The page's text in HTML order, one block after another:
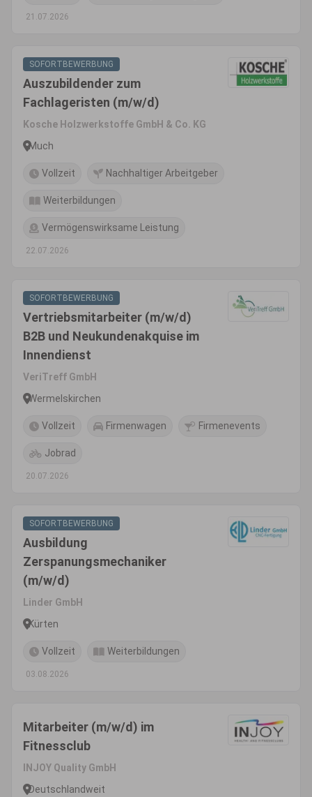
21.07.2026
SOFORTBEWERBUNG
Auszubildender zum
Fachlageristen (m/w/d)
Kosche Holzwerkstoffe GmbH & Co. KG
Much
Vollzeit Nachhaltiger Arbeitgeber
Weiterbildungen
Vermögenswirksame Leistung
22.07.2026
SOFORTBEWERBUNG
Vertriebsmitarbeiter (m/w/d)
B2B und Neukundenakquise im
Innendienst
VeriTreff GmbH
Wermelskirchen
Vollzeit Firmenwagen Firmenevents
Jobrad
20.07.2026
SOFORTBEWERBUNG
Ausbildung
Zerspanungsmechaniker
(m/w/d)
Linder GmbH
Kürten
Vollzeit Weiterbildungen
03.08.2026
Mitarbeiter (m/w/d) im
Fitnessclub
INJOY Quality GmbH
Deutschlandweit